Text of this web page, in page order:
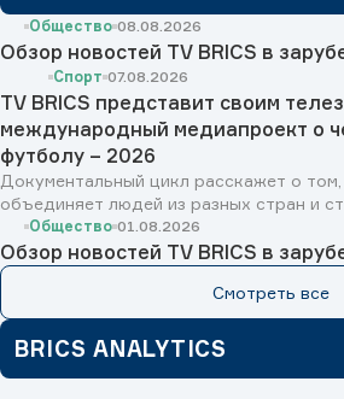
Общество 08.08.2026
Обзор новостей TV BRICS в
Спорт 07.08.2026
TV BRICS представит своим
международный медиапроект о
футболу – 2026
Документальный цикл расскажет о
объединяет людей из разных стран и
Общество 01.08.2026
Обзор новостей TV BRICS в
Смотреть все
BRICS ANALYTICS